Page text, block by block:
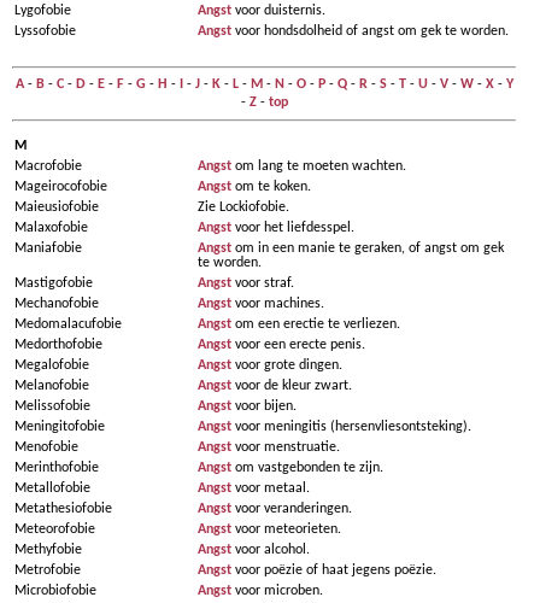
Lygofobie
Angst voor duisternis.
Lyssofobie
Angst voor hondsdolheid of angst om gek te worden.
A- B- C- D- E- F - G- H - - J- K- L- M - N - O- P- Q- R- S- T- U- V- W- X- Y
- Z- top
M
Macrofobie
Angst om lang te moeten wachten.
Mageirocofobie
Angst om te koken.
Maieusiofobie
Zie Lockiofobie.
Malaxofobie
Angst voor het liefdesspel.
Maniafobie
Angst om in een manie te geraken, of angst om gek
te worden.
Mastigofobie
Angst voor straf.
Mechanofobie
Angst voor machines.
Medomalacufobie
Angst om een erectie te verliezen.
Medorthofobie
Angst voor een erecte penis.
Megalofobie
Angst voor grote dingen.
Melanofobie
Angst voor de kleur zwart.
Melissofobie
Angst voor bijen.
Meningitofobie
Angst voor meningitis (hersenvliesontsteking).
Menofobie
Angst voor menstruatie.
Merinthofobie
Angst om vastgebonden te zijn.
Metallofobie
Angst voor metaal.
Metathesiofobie
Angst voor veranderingen.
Meteorofobie
Angst voor meteorieten.
Methyfobie
Angst voor alcohol.
Metrofobie
Angst voor poëzie of haat jegens poëzie.
Microbiofobie
Angst voor microben.